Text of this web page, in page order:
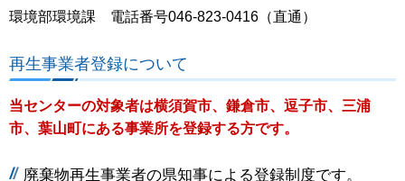
環境部環境課 電話番号046-823-0416（直通）
再生事業者登録について
当センターの対象者は横須賀市、鎌倉市、逗子市、三浦
市、葉山町にある事業所を登録する方です。
廃棄物再生事業者の県知事による登録制度です。